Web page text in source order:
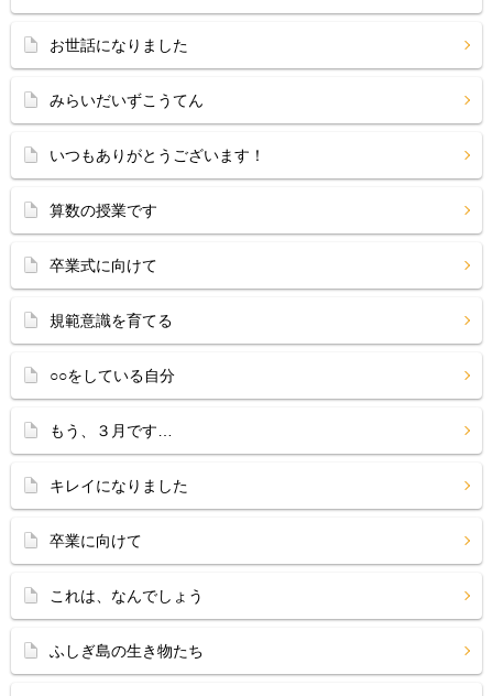
お世話になりました
みらいだいずこうてん
いつもありがとうございます！
算数の授業です
卒業式に向けて
規範意識を育てる
○○をしている自分
もう、３月です…
キレイになりました
卒業に向けて
これは、なんでしょう
ふしぎ島の生き物たち